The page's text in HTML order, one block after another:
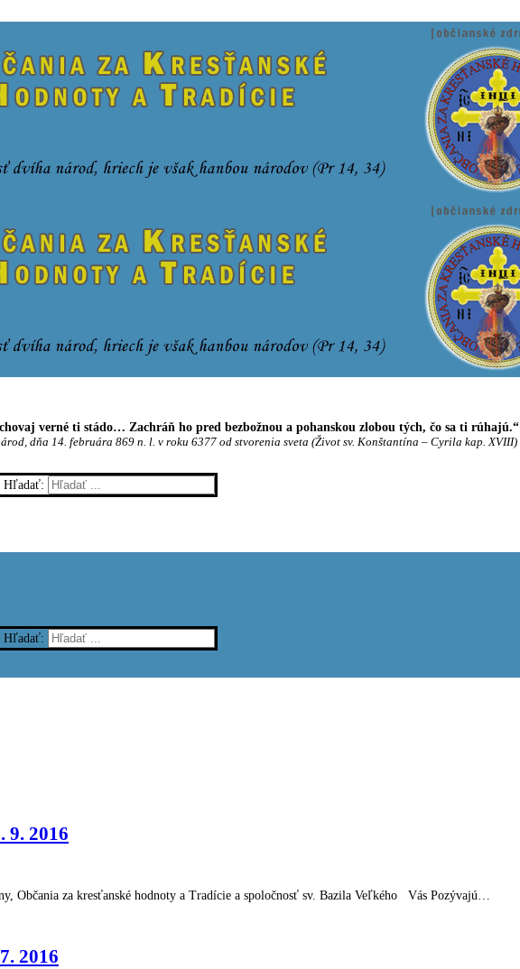
verné ti stádo… Zachráň ho pred bezbožnou a pohanskou zlobou tých, čo sa ti rúhajú.“
dňa 14. februára 869 n. l. v roku 6377 od stvorenia sveta (Život sv. Konštantína – Cyrila kap. XVIII)
Hľadať:
Hľadať:
9. 2016
Občania za kresťanské hodnoty a Tradície a spoločnosť sv. Bazila Veľkého Vás Pozývajú…
2016